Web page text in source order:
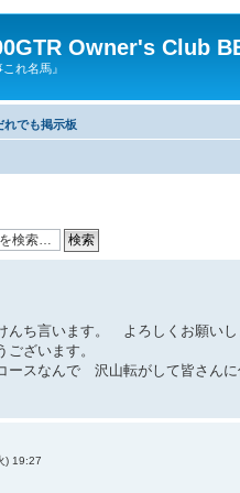
Owner's Club
これ名馬』
れでも掲示板
ち言います。 よろしくお願いし
ざいます。
ースなんで 沢山転がして皆さんに
) 19:27